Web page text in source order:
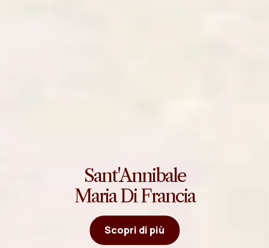
Sant'Annibale
Maria Di Francia
Scopri di più